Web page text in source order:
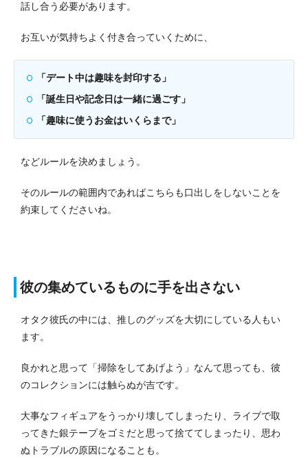
話し合う必要があります。
お互いが気持ちよく付き合っていくために、
「デート中は趣味を封印する」
「誕生日や記念日は一緒に過ごす」
「趣味に使うお金はいくらまで」
などルールを決めましょう。
そのルールの範囲内であればこちらも口出しをしないことを
約束してくださいね。
彼の集めているものに手を出さない
オタク彼氏の中には、推しのグッズを大切にしている人もい
ます。
良かれと思って「掃除をしてあげよう」なんて思っても、彼
のコレクションには触らぬが吉です。
大事なフィギュアをうっかり壊してしまったり、ライブで取
ってきた銀テープをゴミだと思って捨ててしまったり、思わ
ぬトラブルの原因になることも。